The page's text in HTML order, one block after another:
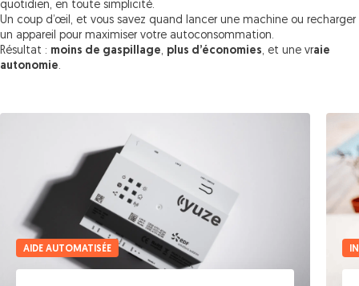
quotidien, en toute simplicité.
Un coup d’œil, et vous savez quand lancer une machine ou recharger
un appareil pour maximiser votre autoconsommation.
Résultat : moins de gaspillage, plus d’économies, et une vraie
autonomie.
AIDE AUTOMATISÉE